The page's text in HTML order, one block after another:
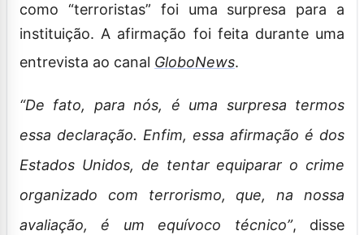
como “terroristas” foi uma surpresa para a
instituição. A afirmação foi feita durante uma
entrevista ao canal GloboNews.
“De fato, para nós, é uma surpresa termos
essa declaração. Enfim, essa afirmação é dos
Estados Unidos, de tentar equiparar o crime
organizado com terrorismo, que, na nossa
avaliação, é um equívoco técnico”, disse